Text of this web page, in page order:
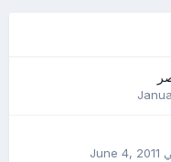
June 4, 2011